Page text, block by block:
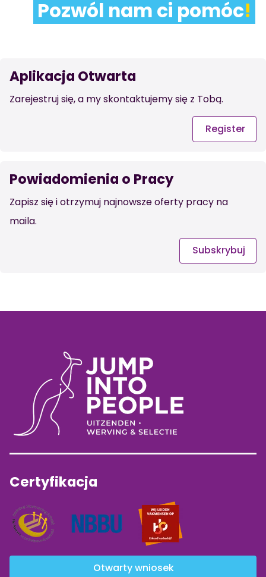
Pozwól nam ci pomóc!
Aplikacja Otwarta
Zarejestruj się, a my skontaktujemy się z Tobą.
Register
Powiadomienia o Pracy
Zapisz się i otrzymuj najnowsze oferty pracy na
maila.
Subskrybuj
Certyfikacja
Otwarty wniosek